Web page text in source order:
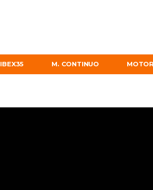
IBEX35 M. CONTINUO MOTOR